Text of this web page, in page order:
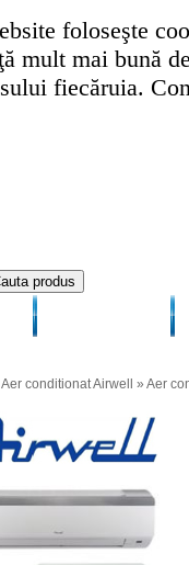
foloseşte
mult mai bună
fiecăruia.
Aer conditionat Airwell » Aer